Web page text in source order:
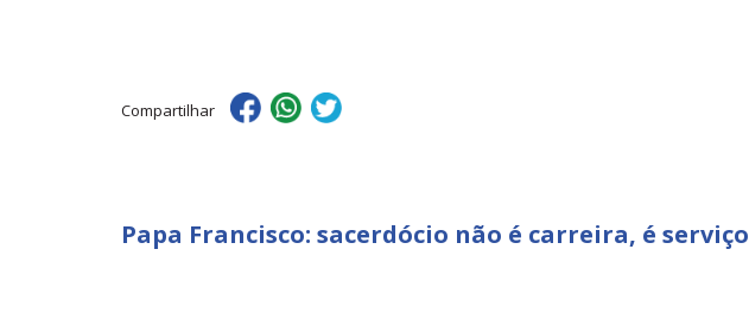
Compartilhar
Papa Francisco: sacerdócio não é carreira, é serviço